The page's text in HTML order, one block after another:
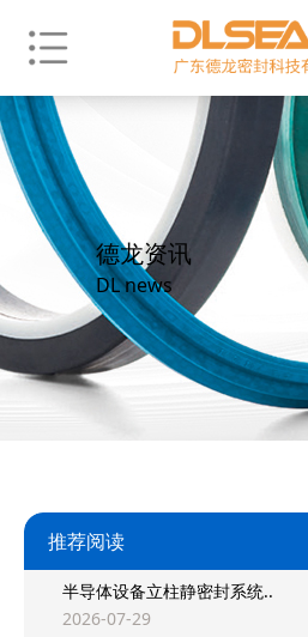
德龙资讯
DL news
推荐阅读
半导体设备立柱静密封系统..
2026-07-29